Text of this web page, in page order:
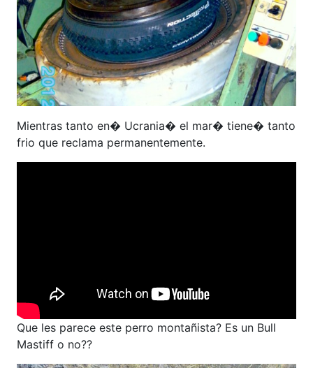
Mientras tanto en� Ucrania� el mar� tiene� tanto
frio que reclama permanentemente.
Que les parece este perro montañista? Es un Bull
Mastiff o no??